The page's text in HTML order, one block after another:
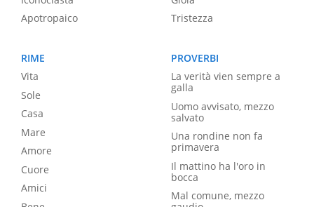
Apotropaico
Tristezza
RIME
Vita
Sole
Casa
Mare
Amore
Cuore
Amici
PROVERBI
La verità vien sempre a
galla
Uomo avvisato, mezzo
salvato
Una rondine non fa
primavera
Il mattino ha l'oro in
bocca
Mal comune, mezzo